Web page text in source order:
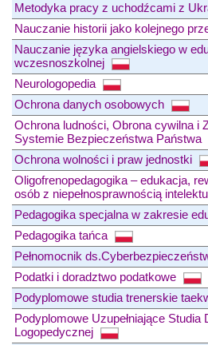
Metodyka pracy z uchodźcami z
Nauczanie historii jako kolejnego
Nauczanie języka angielskiego w
wczesnoszkolnej
Neurologopedia
Ochrona danych osobowych
Ochrona ludności, Obrona cywilna i
Systemie Bezpieczeństwa Państwa
Ochrona wolności i praw jednostki
Oligofrenopedagogika – edukacja,
osób z niepełnosprawnością
Pedagogika specjalna w zakresie
Pedagogika tańca
Pełnomocnik
Podatki i doradztwo podatkowe
Podyplomowe studia trenerskie
Podyplomowe Uzupełniające Studia
Logopedycznej